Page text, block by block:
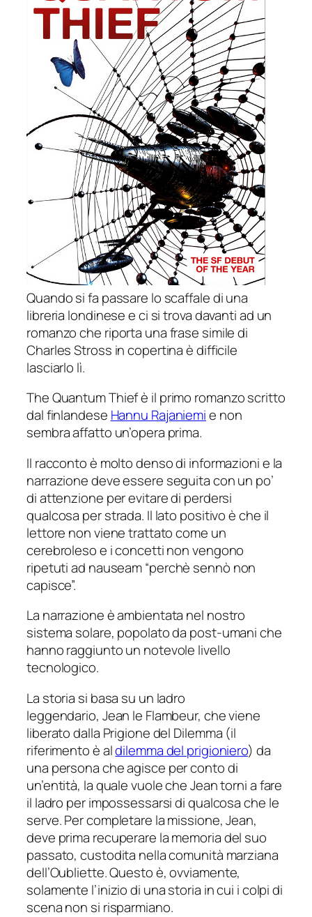
Quando si fa passare lo scaffale di una
libreria londinese e ci si trova davanti ad un
romanzo che riporta una frase simile di
Charles Stross in copertina è difficile
lasciarlo lì.
The Quantum Thiefè il primo romanzo scritto
dal finlandese Hannu Rajaniemie non
sembra affatto un’opera prima.
Il racconto è molto denso di informazioni e la
narrazione deve essere seguita con un po’
di attenzione per evitare di perdersi
qualcosa per strada. Il lato positivo è che il
lettore non viene trattato come un
cerebroleso e i concetti non vengono
ripetutiad nauseam“perchè sennò non
capisce”.
La narrazione è ambientata nel nostro
sistema solare, popolato da post-umani che
hanno raggiunto un notevole livello
tecnologico.
La storia si basa su un ladro
leggendario, Jean le Flambeur, che viene
liberato dalla Prigione del Dilemma (il
riferimento è aldilemma del prigioniero) da
una persona che agisce per conto di
un’entità, la quale vuole che Jean torni a fare
il ladro per impossessarsi di qualcosa che le
serve. Per completare la missione, Jean,
deve prima recuperare la memoria del suo
passato, custodita nella comunità marziana
dell’Oubliette. Questo è, ovviamente,
solamente l’inizio di una storia in cui i colpi di
scena non si risparmiano.